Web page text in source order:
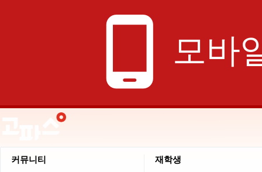
phone_android 모바
커뮤니티 재학생